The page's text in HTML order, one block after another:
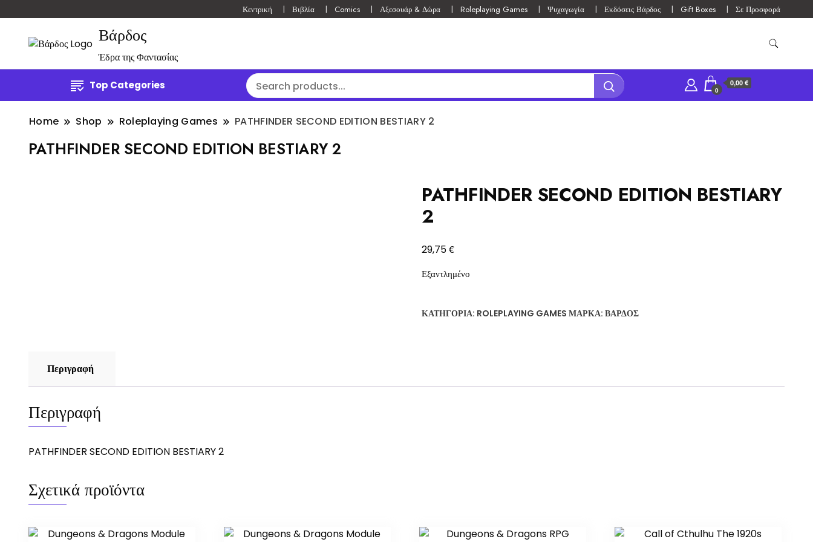
Κεντρική Βιβλία Comics Αξεσουάρ & Δώρα Roleplaying Games Ψυχαγωγία Εκδόσεις Βάρδος Gift Boxes Σε Προσφορά
Βάρδος
Έδρα της Φαντασίας
Top Categories 0
0,00 €
Home Shop Roleplaying Games PATHFINDER SECOND EDITION BESTIARY 2
PATHFINDER SECOND EDITION BESTIARY 2
PATHFINDER SECOND EDITION BESTIARY
2
29,75€
Εξαντλημένο
ΚΑΤΗΓΟΡΊΑ: ROLEPLAYING GAMES ΜΆΡΚΑ: ΒΆΡΔΟΣ
Περιγραφή
Περιγραφή
PATHFINDER SECOND EDITION BESTIARY 2
Σχετικά προϊόντα